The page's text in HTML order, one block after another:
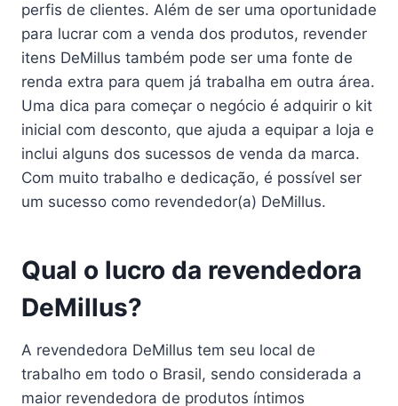
perfis de clientes. Além de ser uma oportunidade
para lucrar com a venda dos produtos, revender
itens DeMillus também pode ser uma fonte de
renda extra para quem já trabalha em outra área.
Uma dica para começar o negócio é adquirir o kit
inicial com desconto, que ajuda a equipar a loja e
inclui alguns dos sucessos de venda da marca.
Com muito trabalho e dedicação, é possível ser
um sucesso como revendedor(a) DeMillus.
Qual o lucro da revendedora
DeMillus?
A revendedora DeMillus tem seu local de
trabalho em todo o Brasil, sendo considerada a
maior revendedora de produtos íntimos